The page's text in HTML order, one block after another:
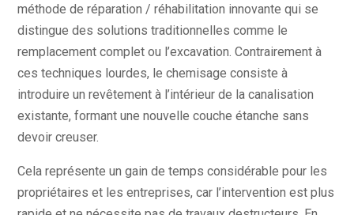
méthode de réparation / réhabilitation innovante qui se
distingue des solutions traditionnelles comme le
remplacement complet ou l’excavation. Contrairement à
ces techniques lourdes, le chemisage consiste à
introduire un revêtement à l’intérieur de la canalisation
existante, formant une nouvelle couche étanche sans
devoir creuser.
Cela représente un gain de temps considérable pour les
propriétaires et les entreprises, car l’intervention est plus